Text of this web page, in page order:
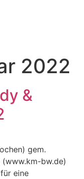
2022
&
gem.
bw.de)
eine